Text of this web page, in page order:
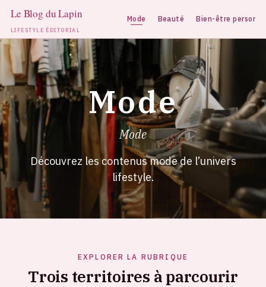
LIFESTYLE ÉDITORIAL
Mode Beauté Bien-être
Aller
au
contenu
Mode
Mode
Découvrez les contenus mode de l’univers
lifestyle.
EXPLORER LA RUBRIQUE
Trois territoires à parcourir